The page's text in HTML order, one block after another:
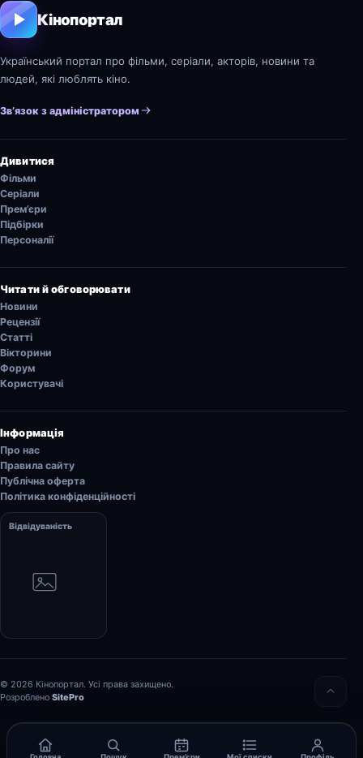
Кінопортал
Український портал про фільми, серіали, акторів, новини та
людей, які люблять кіно.
Зв’язок з адміністратором
Дивитися
Фільми
Серіали
Прем’єри
Підбірки
Персоналії
Читати й обговорювати
Новини
Рецензії
Статті
Вікторини
Форум
Користувачі
Інформація
Про нас
Правила сайту
Публічна оферта
Політика конфіденційності
Відвідуваність
© 2026 Кінопортал. Усі права захищено.
Розроблено SitePro